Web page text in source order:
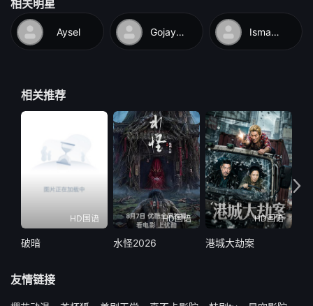
相关明星
Aysel Gojayev Ismayilov
相关推荐
HD国语
破暗
HD国语
水怪2026
HD国语
港城大劫案
友情链接